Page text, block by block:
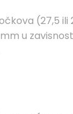
(27,5 ili
u